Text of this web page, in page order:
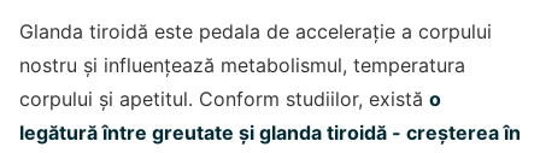
Glanda tiroidă este pedala de accelerație a corpului
nostru și influențează metabolismul, temperatura
corpului și apetitul. Conform studiilor, există o
legătură între greutate și glanda tiroidă - creșterea în